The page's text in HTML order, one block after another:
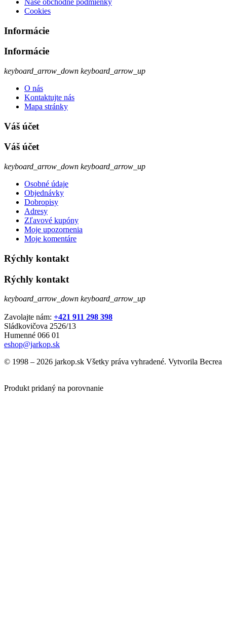
Cookies
Informácie
Informácie
keyboard_arrow_down keyboard_arrow_up
O nás
Kontaktujte nás
Mapa stránky
Váš účet
Váš účet
keyboard_arrow_down keyboard_arrow_up
Osobné údaje
Objednávky
Dobropisy
Adresy
Zľavové kupóny
Moje upozornenia
Moje komentáre
Rýchly kontakt
Rýchly kontakt
keyboard_arrow_down keyboard_arrow_up
Zavolajte nám: +421 911 298 398
Sládkovičova 2526/13
Humenné 066 01
eshop@jarkop.sk
© 1998 – 2026 jarkop.sk Všetky práva vyhradené. Vytvorila Becrea
Produkt pridaný na porovnanie